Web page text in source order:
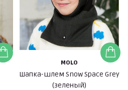
MOLO
Шапка-шлем Snow Space Grey
(зеленый)